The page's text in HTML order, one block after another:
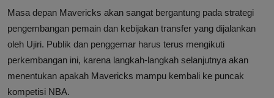
Masa depan Mavericks akan sangat bergantung pada strategi
pengembangan pemain dan kebijakan transfer yang dijalankan
oleh Ujiri. Publik dan penggemar harus terus mengikuti
perkembangan ini, karena langkah-langkah selanjutnya akan
menentukan apakah Mavericks mampu kembali ke puncak
kompetisi NBA.